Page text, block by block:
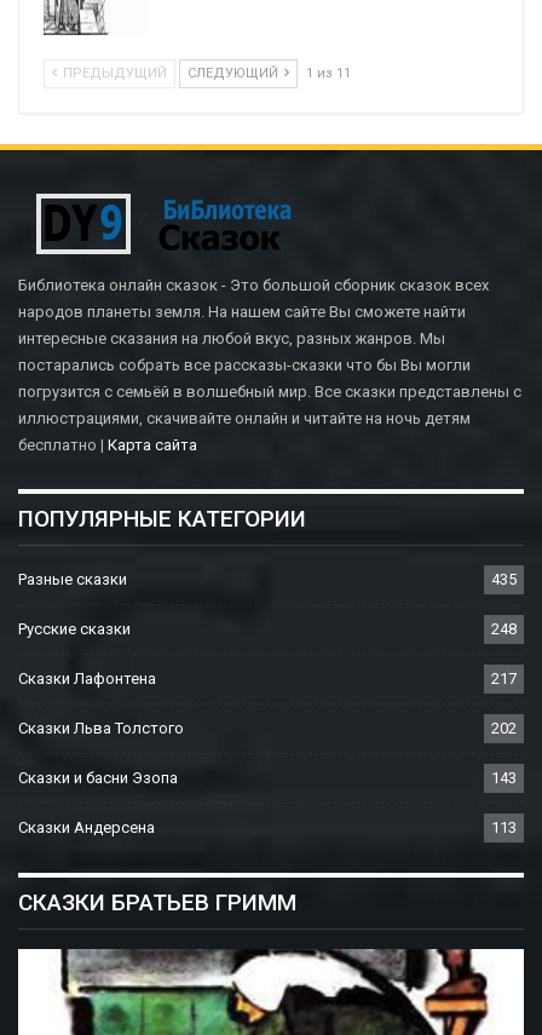
ПРЕДЫДУЩИЙ СЛЕДУЮЩИЙ 1 из 11
Библиотека онлайн сказок - Это большой сборник сказок всех
народов планеты земля. На нашем сайте Вы сможете найти
интересные сказания на любой вкус, разных жанров. Мы
постарались собрать все рассказы-сказки что бы Вы могли
погрузится с семьёй в волшебный мир. Все сказки представлены с
иллюстрациями, скачивайте онлайн и читайте на ночь детям
бесплатно | Карта сайта
ПОПУЛЯРНЫЕ КАТЕГОРИИ
Разные сказки 435
Русские сказки 248
Сказки Лафонтена 217
Сказки Льва Толстого 202
Сказки и басни Эзопа 143
Сказки Андерсена 113
СКАЗКИ БРАТЬЕВ ГРИММ